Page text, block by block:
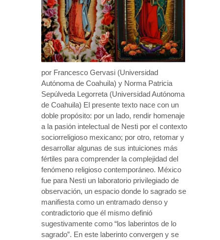
por Francesco Gervasi (Universidad
Autónoma de Coahuila) y Norma Patricia
Sepúlveda Legorreta (Universidad Autónoma
de Coahuila) El presente texto nace con un
doble propósito: por un lado, rendir homenaje
a la pasión intelectual de Nesti por el contexto
sociorreligioso mexicano; por otro, retomar y
desarrollar algunas de sus intuiciones más
fértiles para comprender la complejidad del
fenómeno religioso contemporáneo. México
fue para Nesti un laboratorio privilegiado de
observación, un espacio donde lo sagrado se
manifiesta como un entramado denso y
contradictorio que él mismo definió
sugestivamente como “los laberintos de lo
sagrado”. En este laberinto convergen y se